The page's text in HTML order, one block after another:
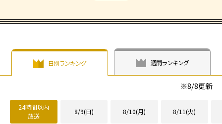
日別ランキング 週間ランキング
※8/8更新
24時間以内
放送
8/9(日) 8/10(月) 8/11(火)